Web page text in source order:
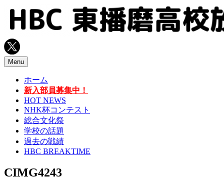
コ
テ
ン
ツ
へMenu
ホーム
新入部員募集中！
HOT NEWS
NHK杯コンテスト
総合文化祭
学校の話題
過去の戦績
HBC BREAKTIME
CIMG4243